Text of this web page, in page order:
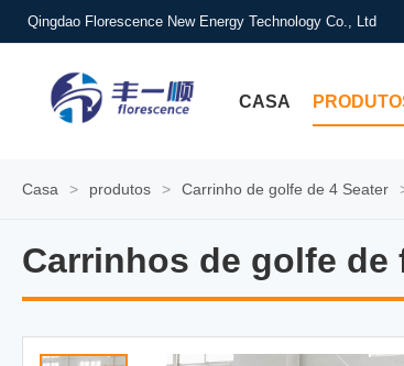
Qingdao Florescence New Energy Technology Co., Ltd
CASA
Casa > produtos > Carrinho de golfe de 4 Seater
Carrinhos de golfe
Carrinhos de golfe